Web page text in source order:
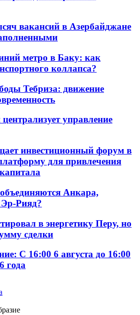
вакансий в Азербайджане
метро в Баку: как
коллапса?
Тебриза: движение
управление
инвестиционный форум в
для привлечения
Анкара,
Рияд?
в энергетику Перу, но
сделки
С 16:00 6 августа до 16:00
года